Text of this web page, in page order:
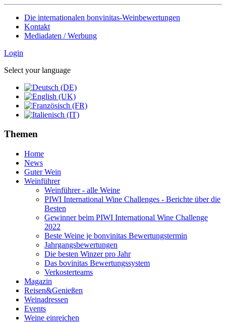
Die internationalen bonvinitas-Weinbewertungen
Kontakt
Mediadaten / Werbung
Login
Select your language
Themen
Home
News
Guter Wein
Weinführer
Weinführer - alle Weine
PIWI International Wine Challenges - Berichte über die
Besten
Gewinner beim PIWI International Wine Challenge
2022
Beste Weine je bonvinitas Bewertungstermin
Jahrgangsbewertungen
Die besten Winzer pro Jahr
Das bovinitas Bewertungssystem
Verkosterteams
Magazin
Reisen&Genießen
Weinadressen
Events
Weine einreichen